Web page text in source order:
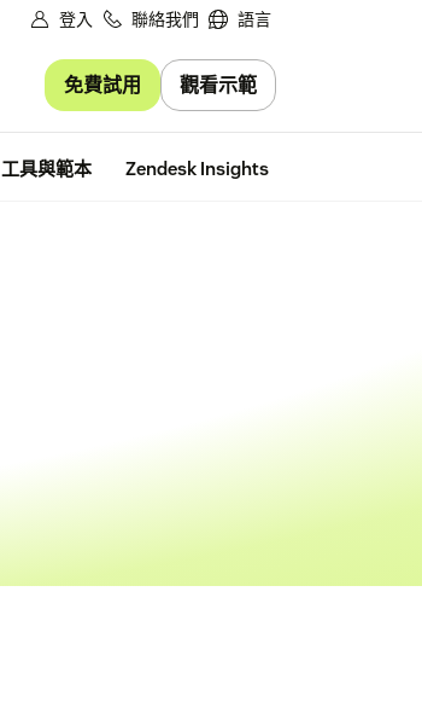
登入 聯絡我們 語言
免費試用 觀看示範
工具與範本 Zendesk Insights